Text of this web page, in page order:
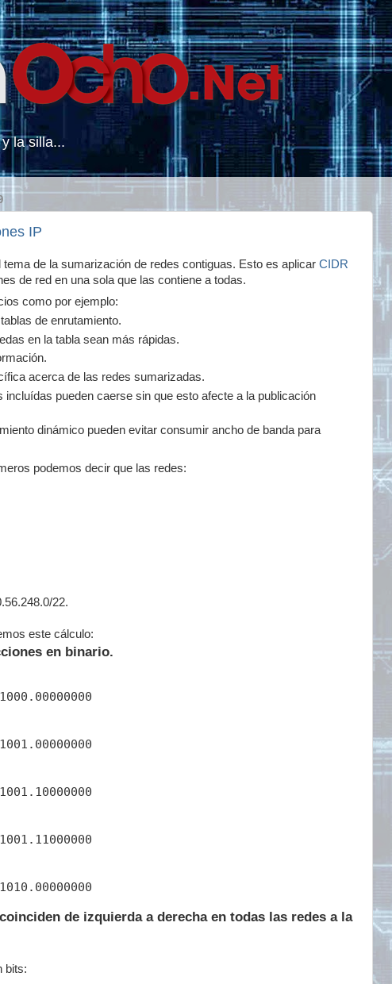
la silla...
IP
de la sumarización de redes contiguas. Esto es aplicar CIDR
de red en una sola que las contiene a todas.
como por ejemplo:
de enrutamiento.
en la tabla sean más rápidas.
acerca de las redes sumarizadas.
incluídas pueden caerse sin que esto afecte a la publicación
dinámico pueden evitar consumir ancho de banda para
podemos decir que las redes:
22.
este cálculo:
en binario.
de izquierda a derecha en todas las redes a la
bits: